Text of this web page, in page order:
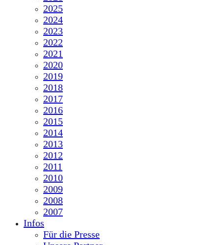
2025
2024
2023
2022
2021
2020
2019
2018
2017
2016
2015
2014
2013
2012
2011
2010
2009
2008
2007
Infos
Für die Presse